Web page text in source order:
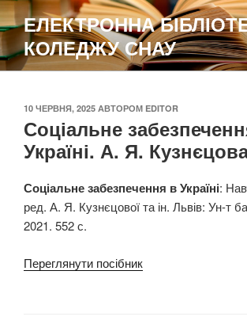
Перейти
до
вмісту
ЕЛЕКТРОННА
КОЛЕДЖУ СНАУ
ОПУБЛІКОВАНО
10 ЧЕРВНЯ, 2025 АВТОРОМ EDITOR
Соціальне
Україні. А. Я.
Соціальне забезпечення в Україні:
ред. А. Я. Кузнєцової та ін. Львів: Ун-т
2021. 552 с.
Переглянути посібник